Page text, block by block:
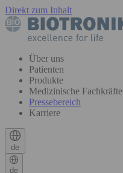
Direkt zum Inhalt
Über uns
Patienten
Produkte
Medizinische Fachkräfte
Pressebereich
Karriere
de
de